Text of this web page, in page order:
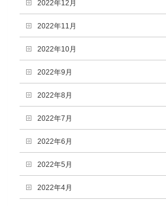
2022年12月
2022年11月
2022年10月
2022年9月
2022年8月
2022年7月
2022年6月
2022年5月
2022年4月